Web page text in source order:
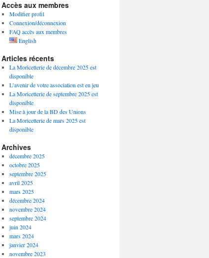
Accès aux membres
Modifier profil
Connexion/déconnexion
FAQ accès aux membres
English
Articles récents
La Moricetterie de décembre 2025 est
disponible
L’avenir de votre association est en jeu
La Moricetterie de septembre 2025 est
disponible
Mise à jour de la BD des Unions
La Moricetterie de mars 2025 est
disponible
Archives
décembre 2025
octobre 2025
septembre 2025
avril 2025
mars 2025
décembre 2024
novembre 2024
septembre 2024
juin 2024
mars 2024
janvier 2024
novembre 2023